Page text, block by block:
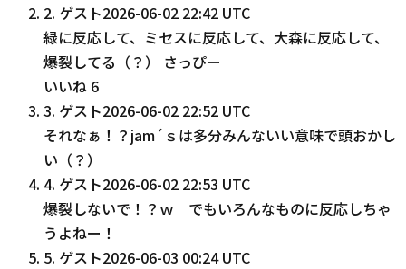
2. ゲスト2026-06-02 22:42 UTC
緑に反応して、ミセスに反応して、大森に反応して、
爆裂してる（？） さっぴー
いいね 6
3. ゲスト2026-06-02 22:52 UTC
それなぁ！？jam´ｓは多分みんないい意味で頭おかし
い（？）
4. ゲスト2026-06-02 22:53 UTC
爆裂しないで！？ｗ でもいろんなものに反応しちゃ
うよねー！
5. ゲスト2026-06-03 00:24 UTC